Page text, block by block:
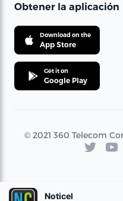
Obtener la aplicación
Download on the
App Store
Get it on
Google Play
© 2021 360 Telecom
Noticel